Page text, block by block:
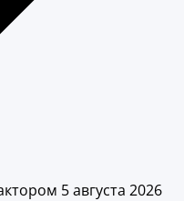
5 августа 2026